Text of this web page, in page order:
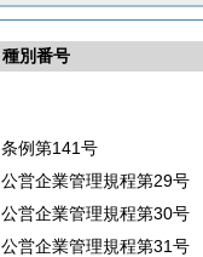
種別番号
条例第141号
公営企業管理規程第29号
公営企業管理規程第30号
公営企業管理規程第31号